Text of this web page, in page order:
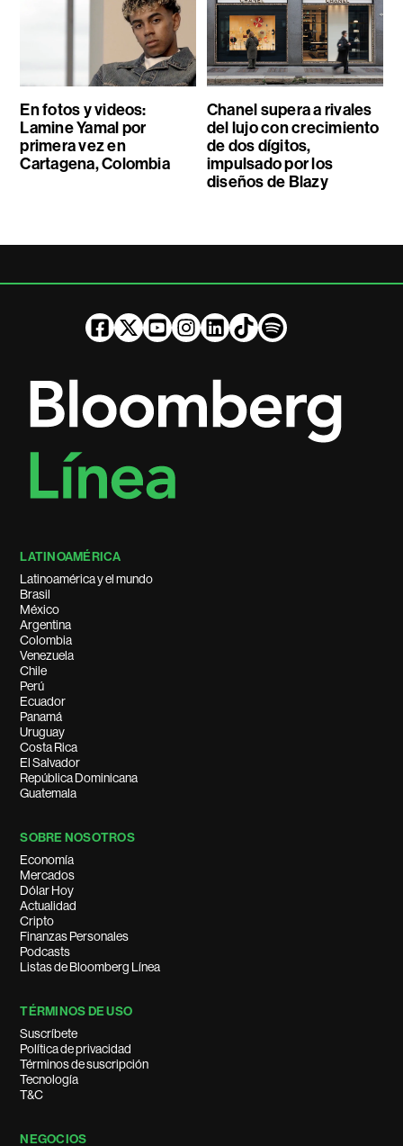
En fotos y videos:
Lamine Yamal por
primera vez en
Cartagena, Colombia
Chanel supera a rivales
del lujo con crecimiento
de dos dígitos,
impulsado por los
diseños de Blazy
LATINOAMÉRICA
Latinoamérica y el mundo
Brasil
México
Argentina
Colombia
Venezuela
Chile
Perú
Ecuador
Panamá
Uruguay
Costa Rica
El Salvador
República Dominicana
Guatemala
SOBRE NOSOTROS
Economía
Mercados
Dólar Hoy
Actualidad
Cripto
Finanzas Personales
Podcasts
Listas de Bloomberg Línea
TÉRMINOS DE USO
Suscríbete
Política de privacidad
Términos de suscripción
Tecnología
T&C
NEGOCIOS